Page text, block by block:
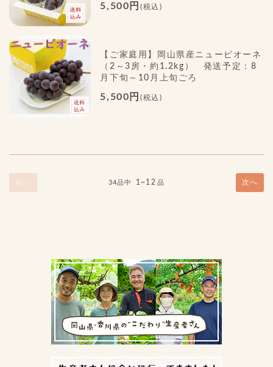
5,500円 (税込)
【ご家庭用】岡山県産ニューピオーネ
（2～3房・約1.2kg） 発送予定：8
月下旬～10月上旬ごろ
5,500円 (税込)
前へ 34品中 1~12 品 次へ